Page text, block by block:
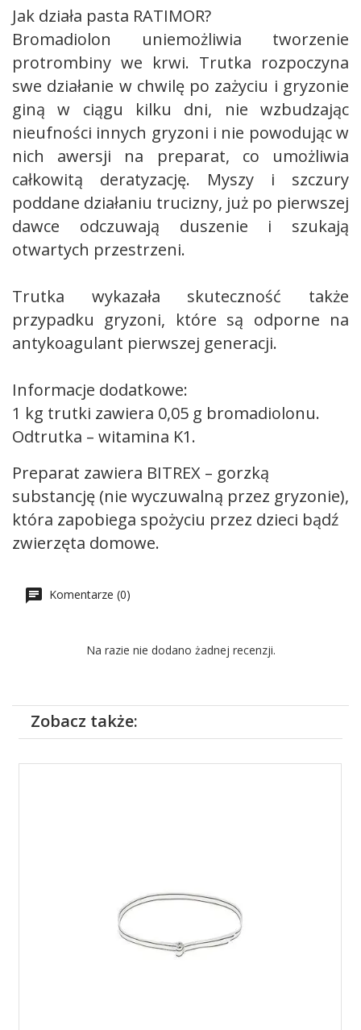
Jak działa pasta RATIMOR?
Bromadiolon uniemożliwia tworzenie
protrombiny we krwi. Trutka rozpoczyna
swe działanie w chwilę po zażyciu i gryzonie
giną w ciągu kilku dni, nie wzbudzając
nieufności innych gryzoni i nie powodując w
nich awersji na preparat, co umożliwia
całkowitą deratyzację. Myszy i szczury
poddane działaniu trucizny, już po pierwszej
dawce odczuwają duszenie i szukają
otwartych przestrzeni.
Trutka wykazała skuteczność także
przypadku gryzoni, które są odporne na
antykoagulant pierwszej generacji.
Informacje dodatkowe:
1 kg trutki zawiera 0,05 g bromadiolonu.
Odtrutka – witamina K1.
Preparat zawiera BITREX – gorzką
substancję (nie wyczuwalną przez gryzonie),
która zapobiega spożyciu przez dzieci bądź
zwierzęta domowe.
Komentarze (0)
Na razie nie dodano żadnej recenzji.
Zobacz także: